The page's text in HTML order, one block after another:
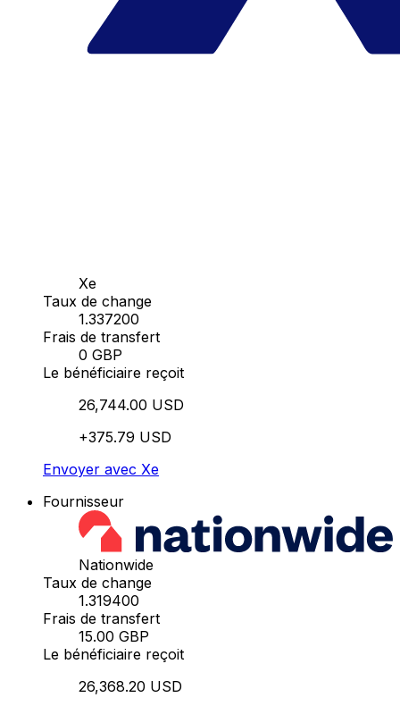
Xe
Taux de change
1.337200
Frais de transfert
0 GBP
Le bénéficiaire reçoit
26,744.00 USD
+375.79 USD
Envoyer avec Xe
Fournisseur
Nationwide
Taux de change
1.319400
Frais de transfert
15.00 GBP
Le bénéficiaire reçoit
26,368.20 USD